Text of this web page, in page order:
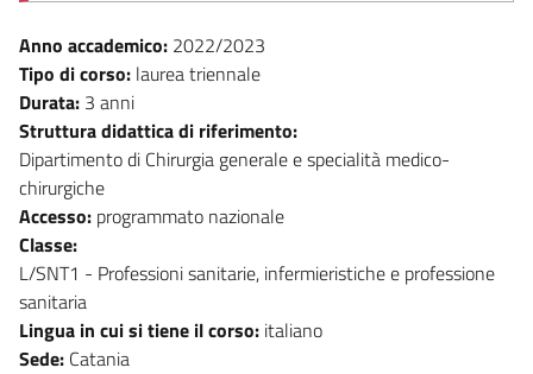
Anno accademico: 2022/2023
Tipo di corso: laurea triennale
Durata: 3 anni
Struttura didattica di riferimento:
Dipartimento di Chirurgia generale e specialità medico-
chirurgiche
Accesso: programmato nazionale
Classe:
L/SNT1 - Professioni sanitarie, infermieristiche e professione
sanitaria
Lingua in cui si tiene il corso: italiano
Sede: Catania